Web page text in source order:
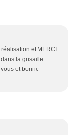
et MERCI
la grisaille
et bonne